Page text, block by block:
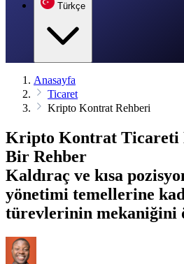
Türkçe
Anasayfa
Ticaret
Kripto Kontrat Rehberi
Kripto Kontrat Ticareti
Bir Rehber
Kaldıraç ve kısa
yönetimi temellerine
türevlerinin mekaniğini